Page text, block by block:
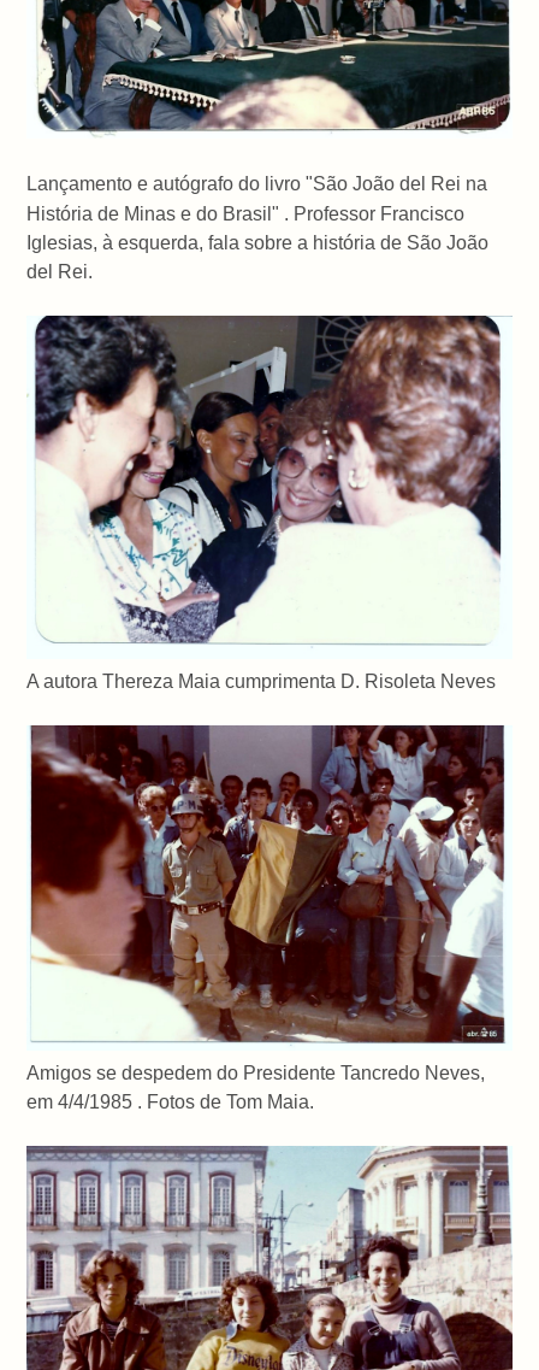
Lançamento e autógrafo do livro "São João del Rei na
História de Minas e do Brasil" . Professor Francisco
Iglesias, à esquerda, fala sobre a história de São João
del Rei.
A autora Thereza Maia cumprimenta D. Risoleta Neves
Amigos se despedem do Presidente Tancredo Neves,
em 4/4/1985 . Fotos de Tom Maia.